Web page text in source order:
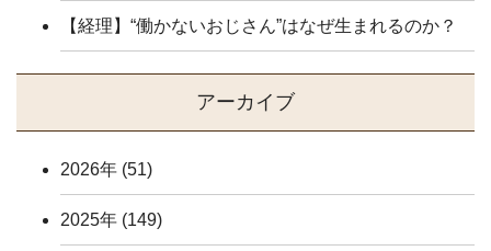
【経理】“働かないおじさん”はなぜ生まれるのか？
アーカイブ
2026年 (51)
2025年 (149)